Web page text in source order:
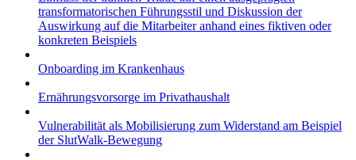
transformatorischen Führungsstil und Diskussion der
Auswirkung auf die Mitarbeiter anhand eines fiktiven oder
konkreten Beispiels
Onboarding im Krankenhaus
Ernährungsvorsorge im Privathaushalt
Vulnerabilität als Mobilisierung zum Widerstand am Beispiel
der SlutWalk-Bewegung